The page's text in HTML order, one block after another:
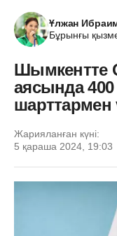
Ұлжан
Бұрынғы
Шымкентте
аясында 400
шарттармен
Жарияланған күні:
5 қараша 2024, 19:03